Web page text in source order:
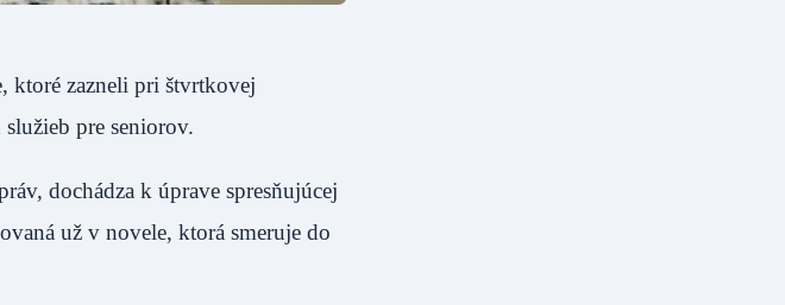
ktoré zazneli pri štvrtkovej
služieb pre seniorov.
dochádza k úprave spresňujúcej
už v novele, ktorá smeruje do